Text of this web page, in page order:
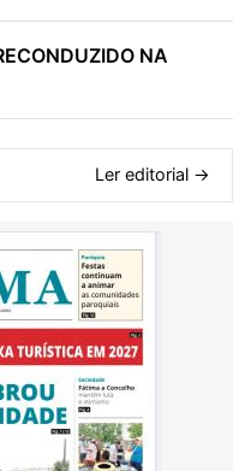
NA
Ler editorial →